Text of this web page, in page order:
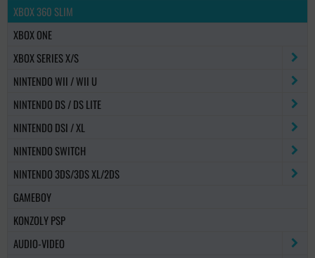
XBOX 360 SLIM
XBOX ONE
XBOX SERIES X/S
NINTENDO WII / WII U
NINTENDO DS / DS LITE
NINTENDO DSI / XL
NINTENDO SWITCH
NINTENDO 3DS/3DS XL/2DS
GAMEBOY
KONZOLY PSP
AUDIO-VIDEO